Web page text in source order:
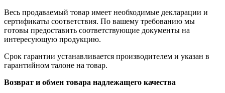
Весь продаваемый товар имеет необходимые декларации и
сертификаты соответствия. По вашему требованию мы
готовы предоставить соответствующие документы на
интересующую продукцию.
Срок гарантии устанавливается производителем и указан в
гарантийном талоне на товар.
Возврат и обмен товара надлежащего качества